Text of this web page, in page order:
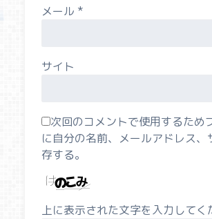
メール *
サイト
次回のコメントで使用するため
に自分の名前、メールアドレス、
存する。
上に表示された文字を入力してく